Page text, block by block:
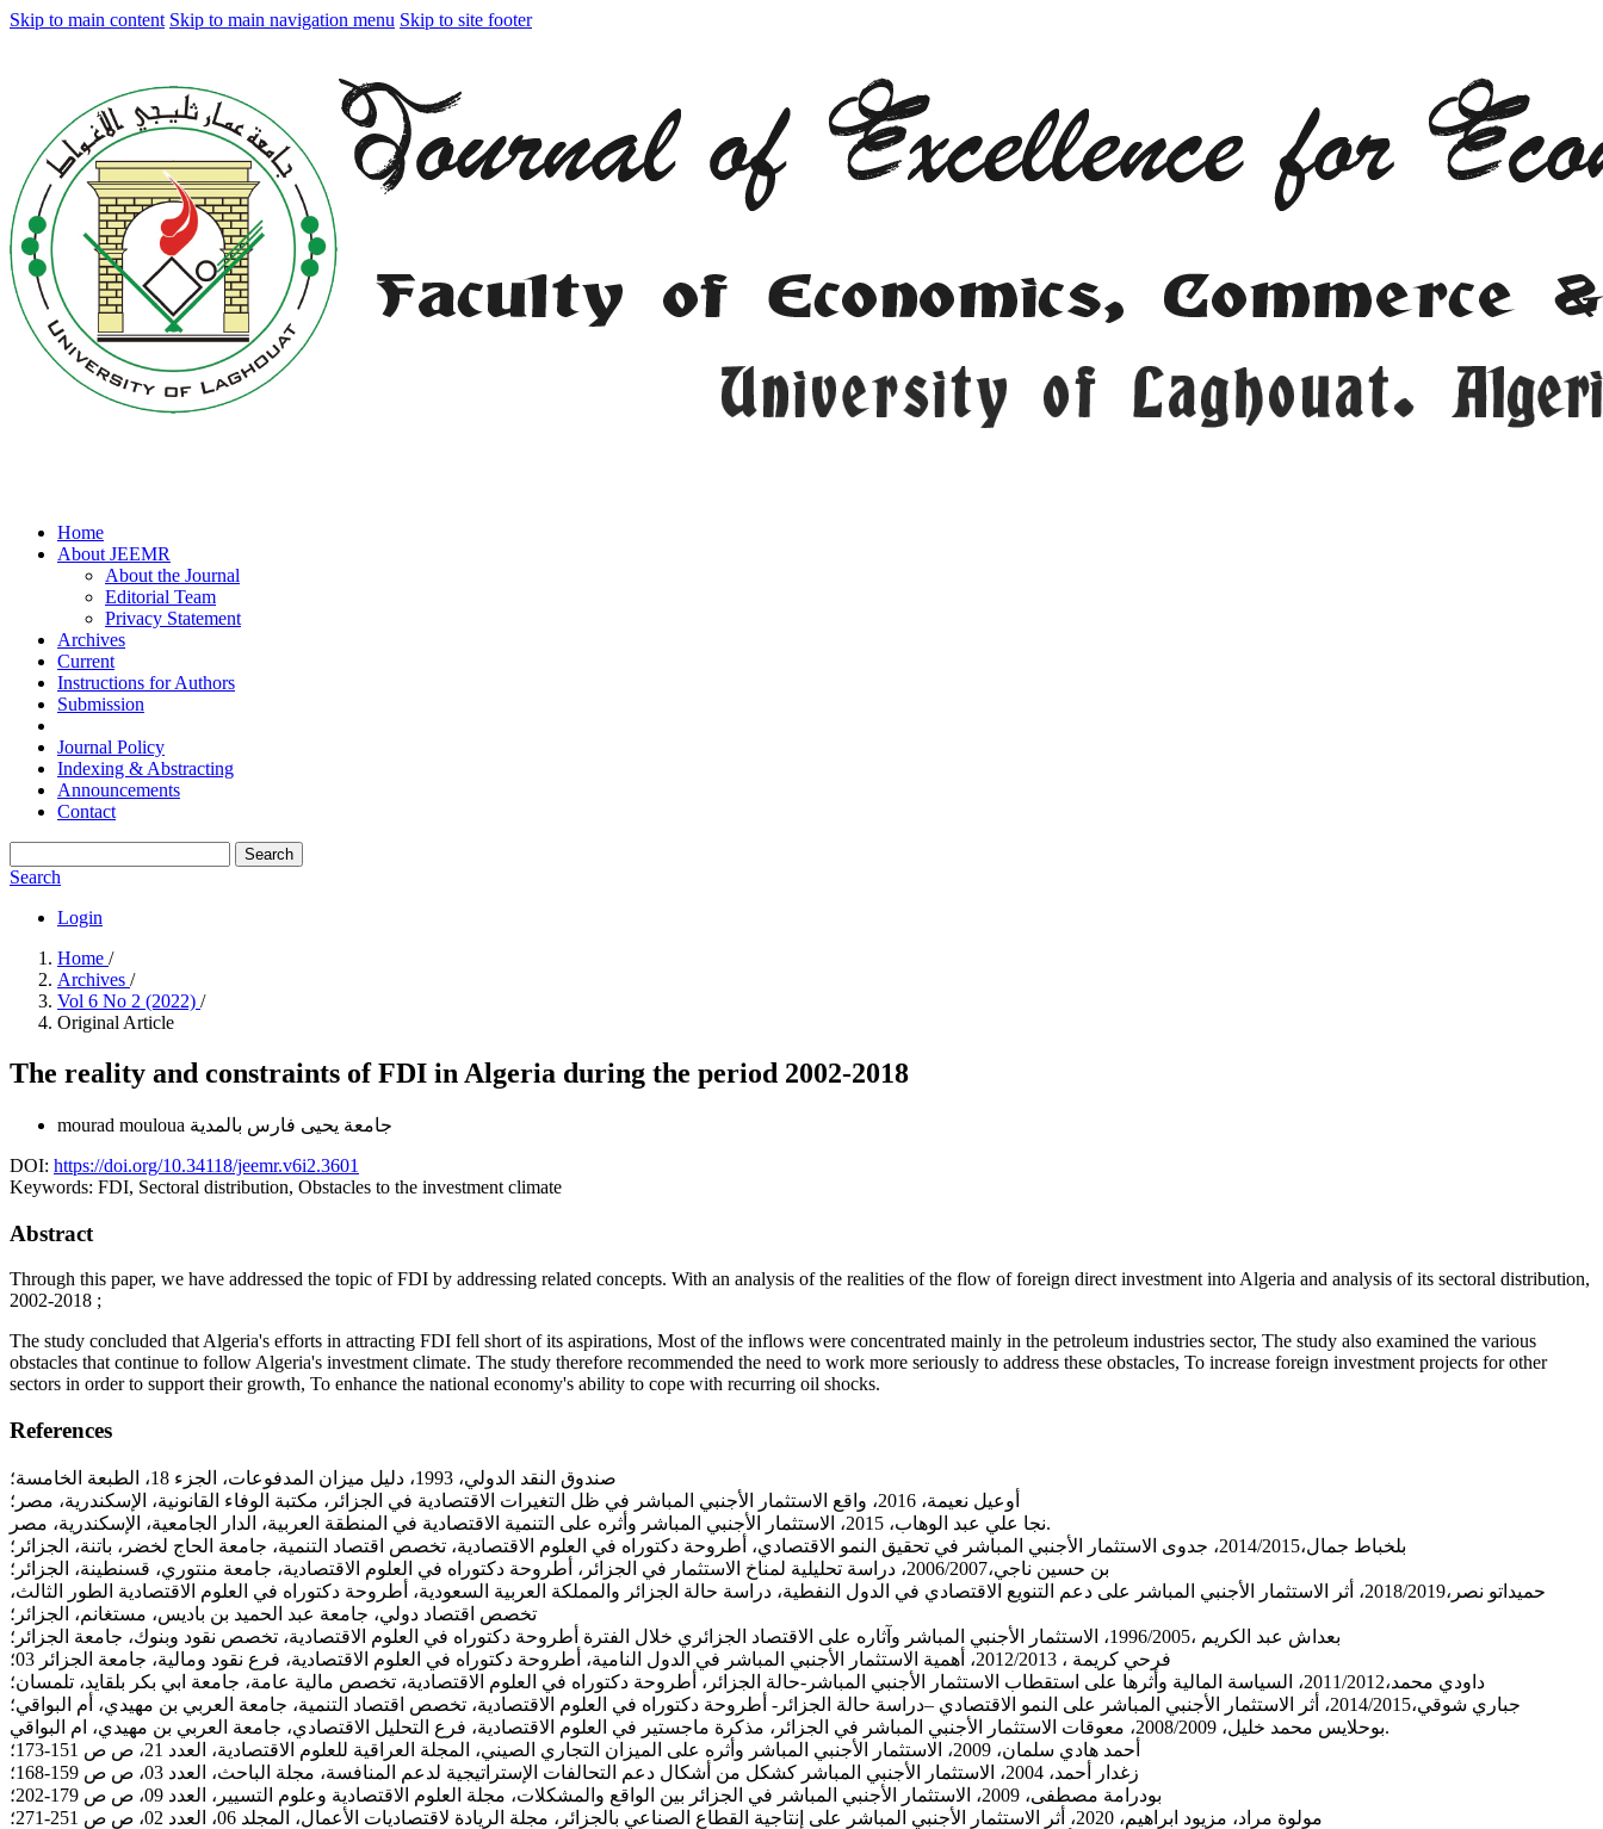
Skip to main content Skip to main navigation menu Skip to site footer
Home
About JEEMR
About the Journal
Editorial Team
Privacy Statement
Archives
Current
Instructions for Authors
Submission
Journal Policy
Indexing & Abstracting
Announcements
Contact
Search
Search
Login
Home /
Archives /
Vol 6 No 2 (2022) /
Original Article
The reality and constraints of FDI in Algeria during the period 2002-2018
mourad mouloua جامعة يحيى فارس بالمدية
DOI: https://doi.org/10.34118/jeemr.v6i2.3601
Keywords: FDI, Sectoral distribution, Obstacles to the investment climate
Abstract
Through this paper, we have addressed the topic of FDI by addressing related concepts. With an analysis of the realities of the flow of foreign direct investment into Algeria and analysis of its sectoral distribution,
2002-2018 ;
The study concluded that Algeria's efforts in attracting FDI fell short of its aspirations, Most of the inflows were concentrated mainly in the petroleum industries sector, The study also examined the various
obstacles that continue to follow Algeria's investment climate. The study therefore recommended the need to work more seriously to address these obstacles, To increase foreign investment projects for other
sectors in order to support their growth, To enhance the national economy's ability to cope with recurring oil shocks.
References
صندوق النقد الدولي، 1993، دليل ميزان المدفوعات، الجزء 18، الطبعة الخامسة؛
أوعيل نعيمة، 2016، واقع الاستثمار الأجنبي المباشر في ظل التغيرات الاقتصادية في الجزائر، مكتبة الوفاء القانونية، الإسكندرية، مصر؛
نجا علي عبد الوهاب، 2015، الاستثمار الأجنبي المباشر وأثره على التنمية الاقتصادية في المنطقة العربية، الدار الجامعية، الإسكندرية، مصر.
بلخباط جمال،2014/2015، جدوى الاستثمار الأجنبي المباشر في تحقيق النمو الاقتصادي، أطروحة دكتوراه في العلوم الاقتصادية، تخصص اقتصاد التنمية، جامعة الحاج لخضر، باتنة، الجزائر؛
بن حسين ناجي،2006/2007، دراسة تحليلية لمناخ الاستثمار في الجزائر، أطروحة دكتوراه في العلوم الاقتصادية، جامعة منتوري، قسنطينة، الجزائر؛
حميداتو نصر،2018/2019، أثر الاستثمار الأجنبي المباشر على دعم التنويع الاقتصادي في الدول النفطية، دراسة حالة الجزائر والمملكة العربية السعودية، أطروحة دكتوراه في العلوم الاقتصادية الطور الثالث،
تخصص اقتصاد دولي، جامعة عبد الحميد بن باديس، مستغانم، الجزائر؛
بعداش عبد الكريم ،1996/2005، الاستثمار الأجنبي المباشر وآثاره على الاقتصاد الجزائري خلال الفترة أطروحة دكتوراه في العلوم الاقتصادية، تخصص نقود وبنوك، جامعة الجزائر؛
فرحي كريمة ، 2012/2013، أهمية الاستثمار الأجنبي المباشر في الدول النامية، أطروحة دكتوراه في العلوم الاقتصادية، فرع نقود ومالية، جامعة الجزائر 03؛
داودي محمد،2011/2012، السياسة المالية وأثرها على استقطاب الاستثمار الأجنبي المباشر-حالة الجزائر، أطروحة دكتوراه في العلوم الاقتصادية، تخصص مالية عامة، جامعة ابي بكر بلقايد، تلمسان؛
جباري شوقي،2014/2015، أثر الاستثمار الأجنبي المباشر على النمو الاقتصادي –دراسة حالة الجزائر- أطروحة دكتوراه في العلوم الاقتصادية، تخصص اقتصاد التنمية، جامعة العربي بن مهيدي، أم البواقي؛
بوحلايس محمد خليل، 2008/2009، معوقات الاستثمار الأجنبي المباشر في الجزائر، مذكرة ماجستير في العلوم الاقتصادية، فرع التحليل الاقتصادي، جامعة العربي بن مهيدي، ام البواقي.
أحمد هادي سلمان، 2009، الاستثمار الأجنبي المباشر وأثره على الميزان التجاري الصيني، المجلة العراقية للعلوم الاقتصادية، العدد 21، ص ص 151-173؛
زغدار أحمد، 2004، الاستثمار الأجنبي المباشر كشكل من أشكال دعم التحالفات الإستراتيجية لدعم المنافسة، مجلة الباحث، العدد 03، ص ص 159-168؛
بودرامة مصطفى، 2009، الاستثمار الأجنبي المباشر في الجزائر بين الواقع والمشكلات، مجلة العلوم الاقتصادية وعلوم التسيير، العدد 09، ص ص 179-202؛
مولوة مراد، مزيود ابراهيم، 2020، أثر الاستثمار الأجنبي المباشر على إنتاجية القطاع الصناعي بالجزائر، مجلة الريادة لاقتصاديات الأعمال، المجلد 06، العدد 02، ص ص 251-271؛